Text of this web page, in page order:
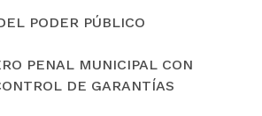
PODER PÚBLICO
PENAL MUNICIPAL CON
DE GARANTÍAS